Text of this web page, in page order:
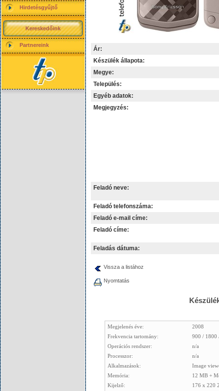
Hirdetésgyűjtő
Kereskedőink
Partnereink
Ár:
Készülék állapota:
Megye:
Település:
Egyéb adatok:
Megjegyzés:
Feladó neve:
Feladó telefonszáma:
Feladó e-mail címe:
Feladó címe:
Feladás dátuma:
Vissza a listához
Nyomtatás
Megjelenés éve:
2008
Frekvencia tartomány:
900 / 1800
Operációs rendszer:
n/a
Processzor:
n/a
Alkalmazások:
Image
Memória:
12 MB +
Kijelző:
176 x 220